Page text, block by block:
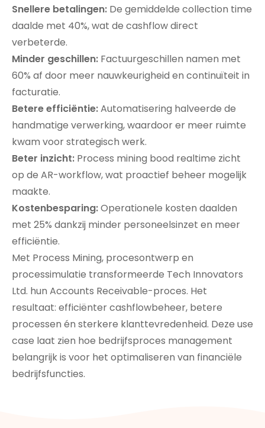
Snellere betalingen: De gemiddelde collection time
daalde met 40%, wat de cashflow direct
verbeterde.
Minder geschillen: Factuurgeschillen namen met
60% af door meer nauwkeurigheid en continuïteit in
facturatie.
Betere efficiëntie:Automatisering halveerde de
handmatige verwerking, waardoor er meer ruimte
kwam voor strategisch werk.
Beter inzicht: Process mining bood realtime zicht
op de AR-workflow, wat proactief beheer mogelijk
maakte.
Kostenbesparing:Operationele kosten daalden
met 25% dankzij minder personeelsinzet en meer
efficiëntie.
Met Process Mining, procesontwerp en
processimulatie transformeerde Tech Innovators
Ltd. hun Accounts Receivable-proces. Het
resultaat: efficiënter cashflowbeheer, betere
processen én sterkere klanttevredenheid. Deze use
case laat zien hoe bedrijfsproces management
belangrijk is voor het optimaliseren van financiële
bedrijfsfuncties.